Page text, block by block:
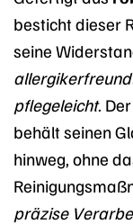
besticht dieser
seine
pflegeleicht.
behält seinen
hinweg, ohne
präzise